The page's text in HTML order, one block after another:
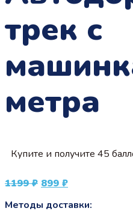
трек с
метра
Купите и получите 45
1199₽ Первоначальная
составляла
899 ₽Текущая
899 ₽.
Методы доставки: